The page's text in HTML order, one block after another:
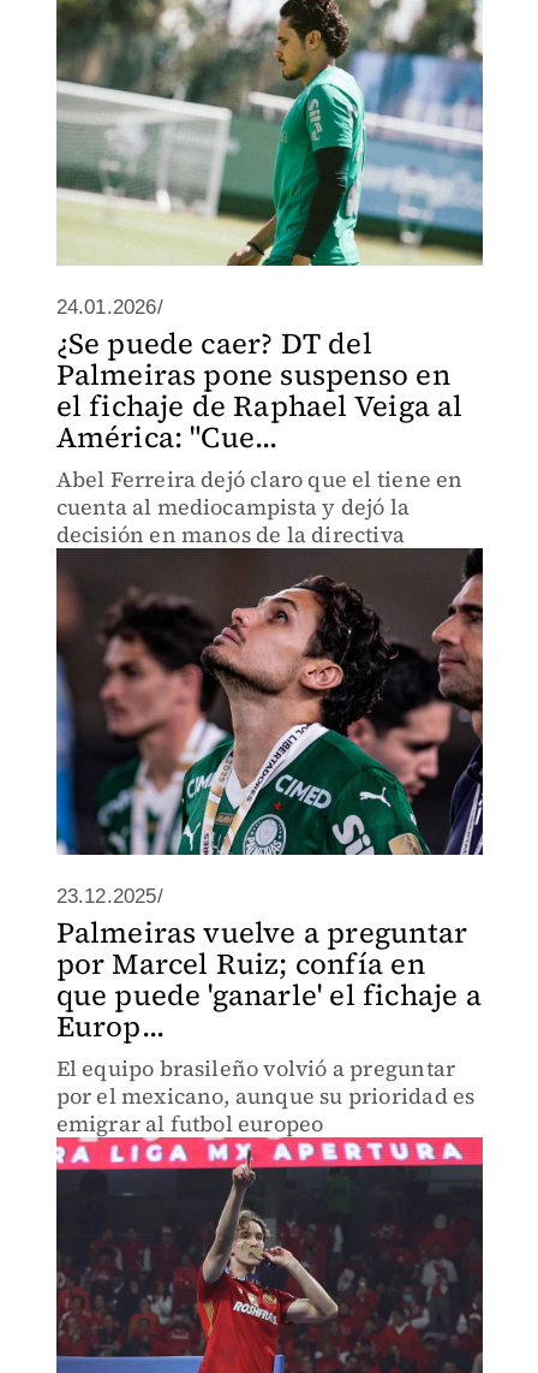
24.01.2026/
¿Se puede caer? DT del
Palmeiras pone suspenso en
el fichaje de Raphael Veiga al
América: "Cue...
Abel Ferreira dejó claro que el tiene en
cuenta al mediocampista y dejó la
decisión en manos de la directiva
23.12.2025/
Palmeiras vuelve a preguntar
por Marcel Ruiz; confía en
que puede 'ganarle' el fichaje a
Europ...
El equipo brasileño volvió a preguntar
por el mexicano, aunque su prioridad es
emigrar al futbol europeo